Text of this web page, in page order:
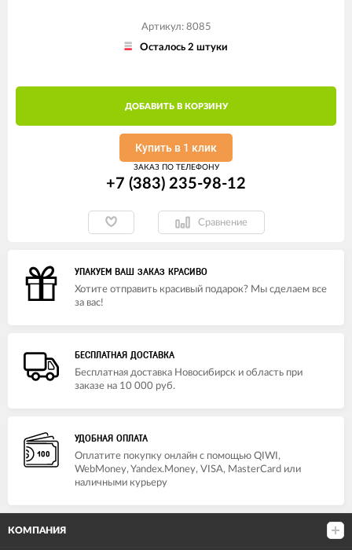
Артикул: 8085
Осталось 2 штуки
ДОБАВИТЬ В КОРЗИНУ
Купить в 1 клик
ЗАКАЗ ПО ТЕЛЕФОНУ
+7 (383) 235-98-12
Сравнение
УПАКУЕМ ВАШ ЗАКАЗ КРАСИВО
Хотите отправить красивый подарок? Мы сделаем все
за вас!
БЕСПЛАТНАЯ ДОСТАВКА
Бесплатная доставка Новосибирск и область при
заказе на 10 000 руб.
УДОБНАЯ ОПЛАТА
Оплатите покупку онлайн с помощью QIWI,
WebMoney, Yandex.Money, VISA, MasterCard или
наличными курьеру
КОМПАНИЯ